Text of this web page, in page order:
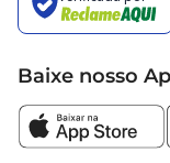
Baixe nosso